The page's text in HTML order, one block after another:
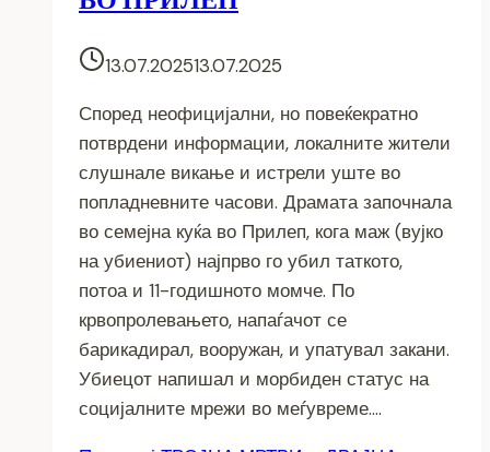
13.07.202513.07.2025
Според неофицијални, но повеќекратно
потврдени информации, локалните жители
слушнале викање и истрели уште во
попладневните часови. Драмата започнала
во семејна куќа во Прилеп, кога маж (вујко
на убиениот) најпрво го убил таткото,
потоа и 11-годишното момче. По
крвопролевањето, напаѓачот се
барикадирал, вооружан, и упатувал закани.
Убиецот напишал и морбиден статус на
социјалните мрежи во меѓувреме….